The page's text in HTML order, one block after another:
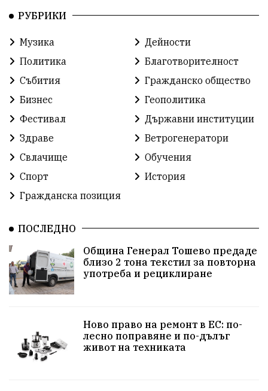
Благотворителност
Работа Народност
Ретро Международен Футбол
Лига екология протест
Одринци
Концерт Победа Баскетбол
Усмивки история празник
Община Добрич
Шах Балканиада Спорт Световен
Шампион
Общност Крушари
РУБРИКИ
Музика
Дейности
Политика
Благотворителност
Събития
Гражданско общество
Бизнес
Геополитика
Фестивал
Държавни институции
Здраве
Ветрогенератори
Свлачище
Обучения
Спорт
История
Гражданска позиция
ПОСЛЕДНО
Община Генерал Тошево предаде
близо 2 тона текстил за повторна
употреба и рециклиране
Ново право на ремонт в ЕС: по-
лесно поправяне и по-дълъг
живот на техниката